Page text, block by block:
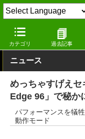
カテゴリ 過去記事
窓の杜 インターネット
ニュース
めっちゃすげえ
Edge 96」で秘か
パフォーマンスを犠
動作モード